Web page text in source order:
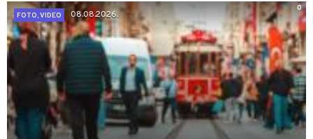
0
FOTO, VIDEO
08.08.2026.